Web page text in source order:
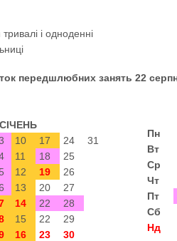
тривалі і одноденні
передшлюбних занять 22
СІЧЕНЬ
10 17 24
31
11 18
25
12 19
26
13 20
27
14 22
28
15 22
29
16 23 30
Пн
Вт
Ср
Чт
Пт
Сб
Нд